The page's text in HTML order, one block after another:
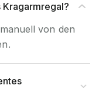
10 Jahre
Handwerk &
Industrie &
& Garage
von den